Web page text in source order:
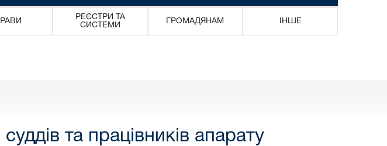
РЕЄСТРИ ТА
СИСТЕМИ
ГРОМАДЯНАМ ІНШЕ
та працівників апарату